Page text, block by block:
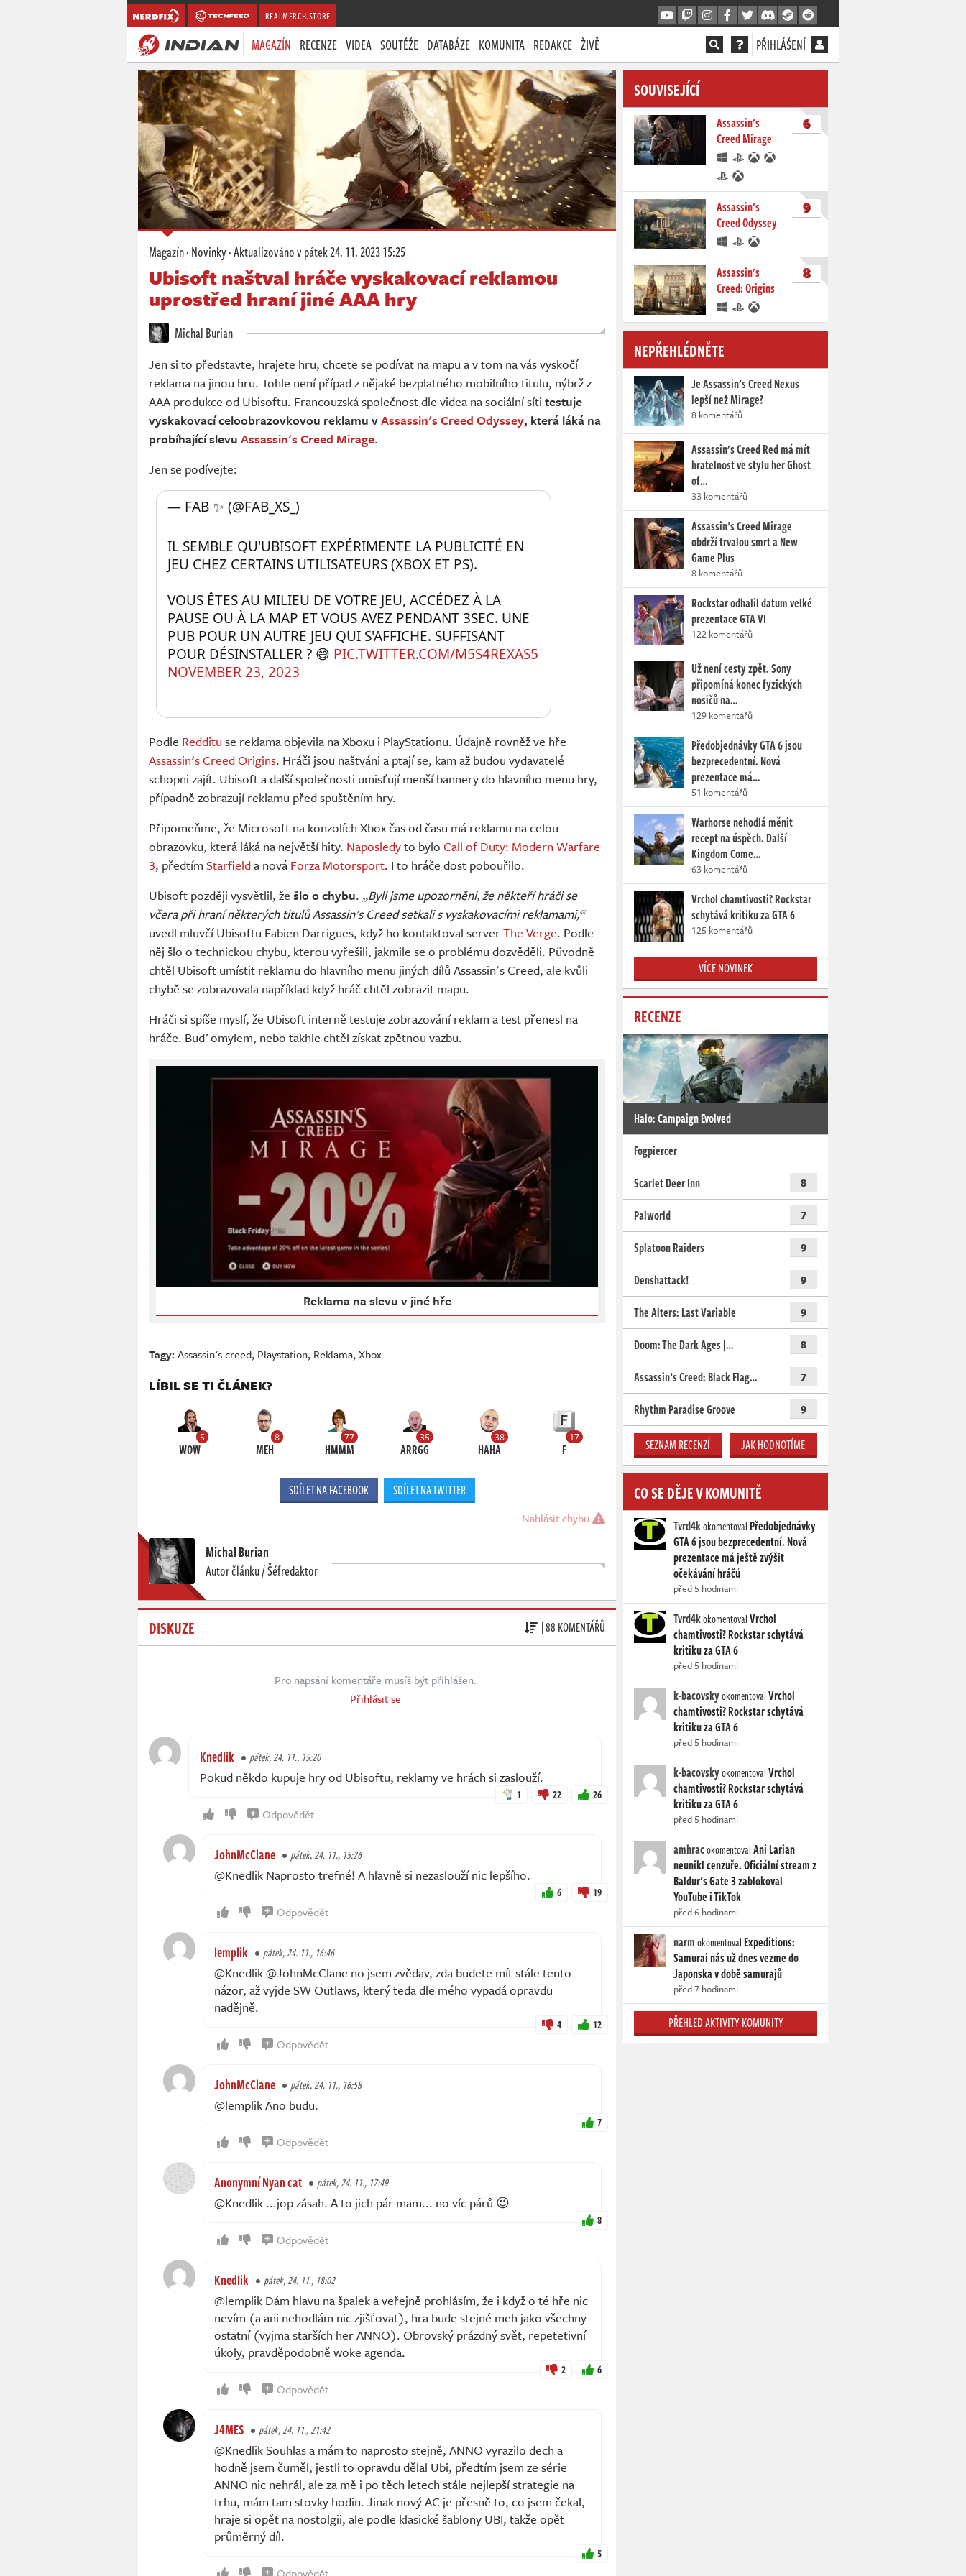
REALMERCH.STORE
MAGAZÍN RECENZE VIDEA SOUTĚŽE DATABÁZE KOMUNITA REDAKCE ŽIVĚ PŘIHLÁŠENÍ
Magazín·Novinky· Aktualizovánov pátek24. 11. 2023 15:25
Ubisoft naštval hráče vyskakovací reklamou
uprostřed hraní jiné AAA hry
Michal Burian
Jen si to představte, hrajete hru, chcete se podívat na mapu a v tom na vás vyskočí
reklama na jinou hru. Tohle není případ z nějaké bezplatného mobilního titulu, nýbrž z
AAA produkce od Ubisoftu. Francouzská společnost dle videa na sociální síti testuje
vyskakovací celoobrazovkovou reklamu vAssassin's Creed Odyssey, která láká na
probíhající slevu Assassin's Creed Mirage.
Jen se podívejte:
IL SEMBLE QU'UBISOFT EXPÉRIMENTE LA PUBLICITÉ EN
JEU CHEZ CERTAINS UTILISATEURS (XBOX ET PS).
VOUS ÊTES AU MILIEU DE VOTRE JEU, ACCÉDEZ À LA
PAUSE OU À LA MAP ET VOUS AVEZ PENDANT 3SEC. UNE
PUB POUR UN AUTRE JEU QUI S'AFFICHE. SUFFISANT
POUR DÉSINSTALLER ? 😅 PIC.TWITTER.COM/M5S4REXAS5
— FAB ✨ (@FAB_XS_)
NOVEMBER 23, 2023
Podle Redditu se reklama objevila na Xboxu i PlayStationu. Údajně rovněž ve hře
Assassin's Creed Origins. Hráči jsou naštváni a ptají se, kam až budou vydavatelé
schopni zajít. Ubisoft a další společnosti umisťují menší bannery do hlavního menu hry,
případně zobrazují reklamu před spuštěním hry.
Připomeňme, že Microsoft na konzolích Xbox čas od času má reklamu na celou
obrazovku, která láká na největší hity. Naposledyto bylo Call of Duty: Modern Warfare
3, předtím Starfielda nová Forza Motorsport. I to hráče dost pobouřilo.
Ubisoft později vysvětlil, že šlo o chybu. „Byli jsme upozorněni, že někteří hráči se
včera při hraní některých titulů Assassin's Creed setkali s vyskakovacími reklamami,“
uvedl mluvčí Ubisoftu Fabien Darrigues, když ho kontaktoval serverThe Verge. Podle
něj šlo o technickou chybu, kterou vyřešili, jakmile se o problému dozvěděli. Původně
chtěl Ubisoft umístit reklamu do hlavního menu jiných dílů Assassin's Creed, ale kvůli
chybě se zobrazovala například když hráč chtěl zobrazit mapu.
Hráči si spíše myslí, že Ubisoft interně testuje zobrazování reklam a test přenesl na
hráče. Buď omylem, nebo takhle chtěl získat zpětnou vazbu.
Reklama na slevu v jiné hře
Tagy:Assassin's creed, Playstation, Reklama,Xbox
LÍBIL SE TI ČLÁNEK?
5
WOW
8
MEH
77
HMMM
35
ARRGG
38
HAHA
17
F
SDÍLET NA FACEBOOK SDÍLET NA TWITTER
Nahlásit chybu
Michal Burian
Autor článku / Šéfredaktor
DISKUZE | 88 KOMENTÁŘŮ
Pro napsání komentáře musíš být přihlášen.
Přihlásit se
Knedlik pátek, 24. 11., 15:20
Pokud někdo kupuje hry od Ubisoftu, reklamy ve hrách si zaslouží.
1 22 26
Odpovědět
JohnMcClane pátek, 24. 11., 15:26
@Knedlik Naprosto trefné! A hlavně si nezaslouží nic lepšího.
6 19
Odpovědět
lemplik pátek, 24. 11., 16:46
@Knedlik @JohnMcClane no jsem zvědav, zda budete mít stále tento
názor, až vyjde SW Outlaws, který teda dle mého vypadá opravdu
nadějně.
4 12
Odpovědět
JohnMcClane pátek, 24. 11., 16:58
@lemplik Ano budu.
7
Odpovědět
Anonymní Nyan cat pátek, 24. 11., 17:49
@Knedlik ...jop zásah. A to jich pár mam... no víc párů 😉
8
Odpovědět
Knedlik pátek, 24. 11., 18:02
@lemplik Dám hlavu na špalek a veřejně prohlásím, že i když o té hře nic
nevím (a ani nehodlám nic zjišťovat), hra bude stejné meh jako všechny
ostatní (vyjma starších her ANNO). Obrovský prázdný svět, repetetivní
úkoly, pravděpodobně woke agenda.
2 6
Odpovědět
J4MES pátek, 24. 11., 21:42
@Knedlik Souhlas a mám to naprosto stejně, ANNO vyrazilo dech a
hodně jsem čuměl, jestli to opravdu dělal Ubi, předtím jsem ze série
ANNO nic nehrál, ale za mě i po těch letech stále nejlepší strategie na
trhu, mám tam stovky hodin. Jinak nový AC je přesně to, co jsem čekal,
hraje si opět na nostolgii, ale podle klasické šablony UBI, takže opět
průměrný díl.
5
Odpovědět
SOUVISEJÍCÍ
Assassin's
Creed Mirage
6
Assassin's
Creed Odyssey
9
Assassin's
Creed: Origins
8
NEPŘEHLÉDNĚTE
Je Assassin's Creed Nexus
lepší než Mirage?
8 komentářů
Assassin's Creed Red má mít
hratelnost ve stylu her Ghost
of…
33 komentářů
Assassin’s Creed Mirage
obdrží trvalou smrt a New
Game Plus
8 komentářů
Rockstar odhalil datum velké
prezentace GTA VI
122 komentářů
Už není cesty zpět. Sony
připomíná konec fyzických
nosičů na…
129 komentářů
Předobjednávky GTA 6 jsou
bezprecedentní. Nová
prezentace má…
51 komentářů
Warhorse nehodlá měnit
recept na úspěch. Další
Kingdom Come…
63 komentářů
Vrchol chamtivosti? Rockstar
schytává kritiku za GTA 6
125 komentářů
VÍCE NOVINEK
RECENZE
Halo: Campaign Evolved
Fogpiercer
Scarlet Deer Inn
8
Palworld 7
Splatoon Raiders 9
Denshattack! 9
The Alters: Last Variable 9
Doom: The Dark Ages |… 8
Assassin’s Creed: Black Flag… 7
Rhythm Paradise Groove 9
SEZNAM RECENZÍ JAK HODNOTÍME
CO SE DĚJE V KOMUNITĚ
Tvrd4kokomentoval Předobjednávky
GTA 6 jsou bezprecedentní. Nová
prezentace má ještě zvýšit
očekávání hráčů
před 5 hodinami
Tvrd4kokomentovalVrchol
chamtivosti? Rockstar schytává
kritiku za GTA 6
před 5 hodinami
k-bacovskyokomentovalVrchol
chamtivosti? Rockstar schytává
kritiku za GTA 6
před 5 hodinami
k-bacovskyokomentovalVrchol
chamtivosti? Rockstar schytává
kritiku za GTA 6
před 5 hodinami
amhracokomentovalAni Larian
neunikl cenzuře. Oficiální stream z
Baldur's Gate 3 zablokoval
YouTube i TikTok
před 6 hodinami
narmokomentoval Expeditions:
Samurai nás už dnes vezme do
Japonska v době samurajů
před 7 hodinami
PŘEHLED AKTIVITY KOMUNITY